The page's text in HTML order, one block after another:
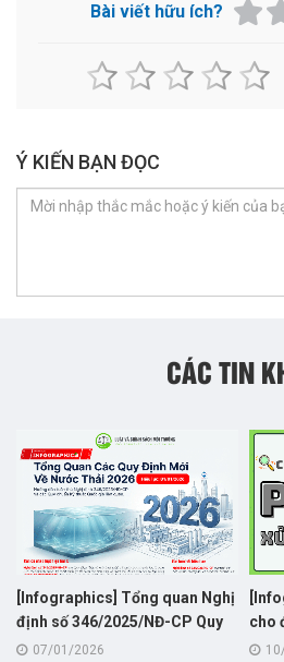
Bài viết hữu ích?
Ý KIẾN BẠN ĐỌC
CÁC TIN
[Infographics] Tổng quan Nghị
định số 346/2025/NĐ-CP Quy
định phí bảo vệ môi trường đối
07/01/2026
cho